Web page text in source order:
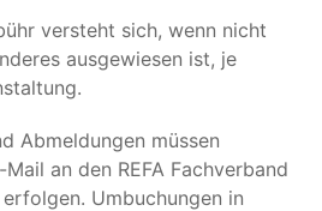
versteht sich, wenn nicht
ausgewiesen ist, je
Abmeldungen müssen
an den REFA Fachverband
erfolgen. Umbuchungen in